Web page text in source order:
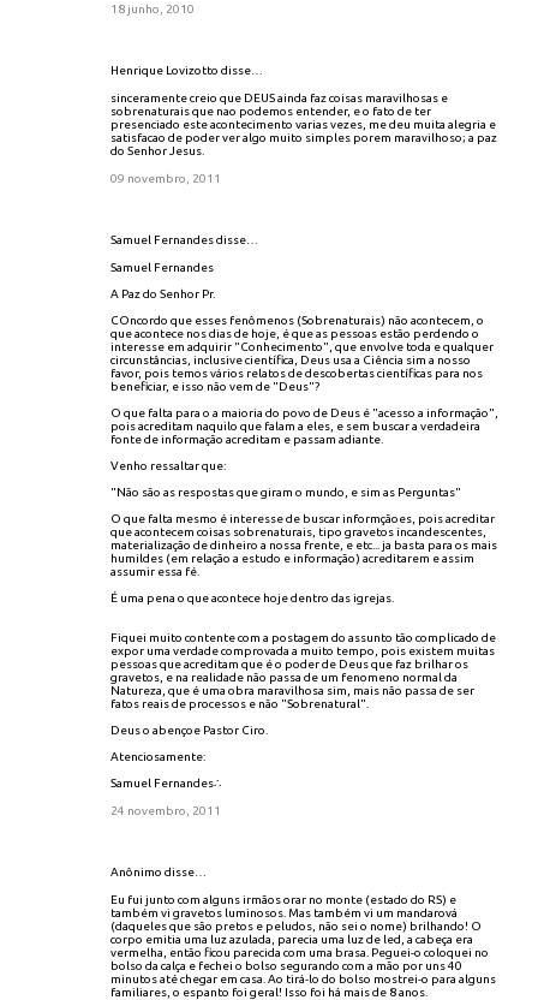
18 junho, 2010
Henrique Lovizotto disse…
sinceramente creio que DEUS ainda faz coisas maravilhosas e
sobrenaturais que nao podemos entender, e o fato de ter
presenciado este acontecimento varias vezes, me deu muita alegria e
satisfacao de poder ver algo muito simples porem maravilhoso; a paz
do Senhor Jesus.
09 novembro, 2011
Samuel Fernandes disse…
Samuel Fernandes
A Paz do Senhor Pr.
COncordo que esses fenômenos (Sobrenaturais) não acontecem, o
que acontece nos dias de hoje, é que as pessoas estão perdendo o
interesse em adquirir "Conhecimento", que envolve toda e qualquer
circunstâncias, inclusive científica, Deus usa a Ciência sim a nosso
favor, pois temos vários relatos de descobertas científicas para nos
beneficiar, e isso não vem de "Deus"?
O que falta para o a maioria do povo de Deus é "acesso a informação",
pois acreditam naquilo que falam a eles, e sem buscar a verdadeira
fonte de informação acreditam e passam adiante.
Venho ressaltar que:
"Não são as respostas que giram o mundo, e sim as Perguntas"
O que falta mesmo é interesse de buscar informçãoes, pois acreditar
que acontecem coisas sobrenaturais, tipo gravetos incandescentes,
materialização de dinheiro a nossa frente, e etc... ja basta para os mais
humildes (em relação a estudo e informação) acreditarem e assim
assumir essa fé.
É uma pena o que acontece hoje dentro das igrejas.
Fiquei muito contente com a postagem do assunto tão complicado de
expor uma verdade comprovada a muito tempo, pois existem muitas
pessoas que acreditam que é o poder de Deus que faz brilhar os
gravetos, e na realidade não passa de um fenomeno normal da
Natureza, que é uma obra maravilhosa sim, mais não passa de ser
fatos reais de processos e não "Sobrenatural".
Deus o abençoe Pastor Ciro.
Atenciosamente:
Samuel Fernandes∴
24 novembro, 2011
Anônimo disse…
Eu fui junto com alguns irmãos orar no monte (estado do RS) e
também vi gravetos luminosos. Mas também vi um mandarová
(daqueles que são pretos e peludos, não sei o nome) brilhando! O
corpo emitia uma luz azulada, parecia uma luz de led, a cabeça era
vermelha, então ficou parecida com uma brasa. Peguei-o coloquei no
bolso da calça e fechei o bolso segurando com a mão por uns 40
minutos até chegar em casa. Ao tirá-lo do bolso mostrei-o para alguns
familiares, o espanto foi geral! Isso foi há mais de 8 anos.